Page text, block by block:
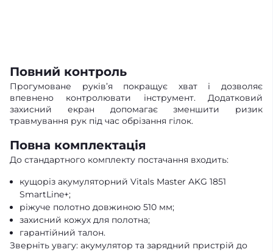
Повний контроль
Прогумоване руків’я покращує хват і дозволяє
впевнено контролювати інструмент. Додатковий
захисний екран допомагає зменшити ризик
травмування рук під час обрізання гілок.
Повна комплектація
До стандартного комплекту постачання входить:
кущоріз акумуляторний Vitals Master AKG 1851
SmartLine+;
ріжуче полотно довжиною 510 мм;
захисний кожух для полотна;
гарантійний талон.
Зверніть увагу: акумулятор та зарядний пристрій до